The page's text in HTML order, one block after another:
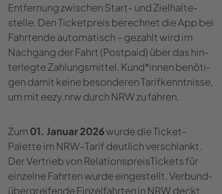
Ent­fer­nung zwi­schen Start-​​ und Ziel­hal­te­
stel­le. Den Ti­cket­preis be­rech­net die App bei
Fahr­ten­de au­to­ma­tisch – ge­zahlt wird im
Nach­gang der Fahrt (Post­paid) über das hin­
ter­leg­te Zah­lungs­mit­tel. Kund*innen be­nö­ti­
gen damit keine be­son­de­ren Ta­rif­kennt­nis­se,
um mit eezy.nrw durch NRW zu fah­ren.
Zum 01. Ja­nu­ar 2026wurde die Ticket-​
Palette im NRW-​Tarif deut­lich ver­schlankt.
Der Ver­trieb von Re­la­ti­ons­prei­s­Ti­ckets für
ein­zel­ne Fahr­ten wurde ein­ge­stellt. Ver­bun­d­
über­grei­fen­de Ein­zel­fahr­ten in NRW deckt